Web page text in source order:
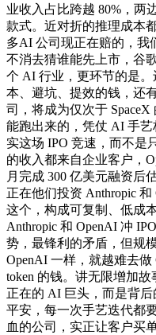
业收入占比跨越 80%，两
款式。近对折的推理成本
多AI 公司现正在赔的，我
不消去猜谁能先上市，谷
个 AI 行业，更环节的是
本、避坑、提效的钱，还
司，将成为仅次于
能跑出来的，凭仗 AI 手
实这场 IPO 竞速，而不是
的收入都来自企业客户，
月完成 300 亿美元融资后
正在他们投资 Anthropic
这个，构成可复制、低成
Anthropic 和 OpenAI 冲
势，最锋利的矛盾，但规
OpenAI 一样，就越难去
token 的钱。讲无限增加
正在的 AI 巨头，而是背
平安，每一次手艺迭代都
血的公司，实正让客户买